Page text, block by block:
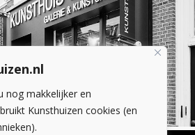
nog makkelijker en
Kunsthuizen cookies (en